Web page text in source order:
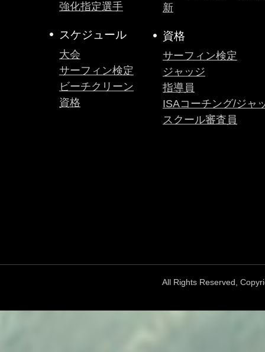
強化指定選手
スケジュール
大会
サーフィン検定
ビーチクリーン
資格
新
資格
サーフィン検定
ジャッジ
指導員
ISAコーチング/ジャ
スクール審査員
All Rights Reserved,